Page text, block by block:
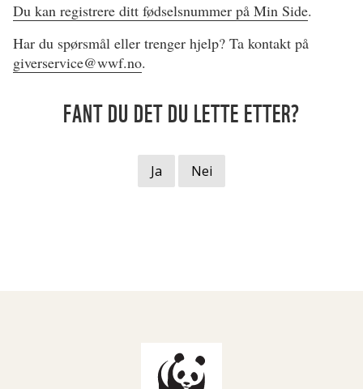
Du kan registrere ditt fødselsnummer på Min Side.
Har du spørsmål eller trenger hjelp? Ta kontakt på
giverservice@wwf.no.
FANT DU DET DU LETTE ETTER?
Ja Nei